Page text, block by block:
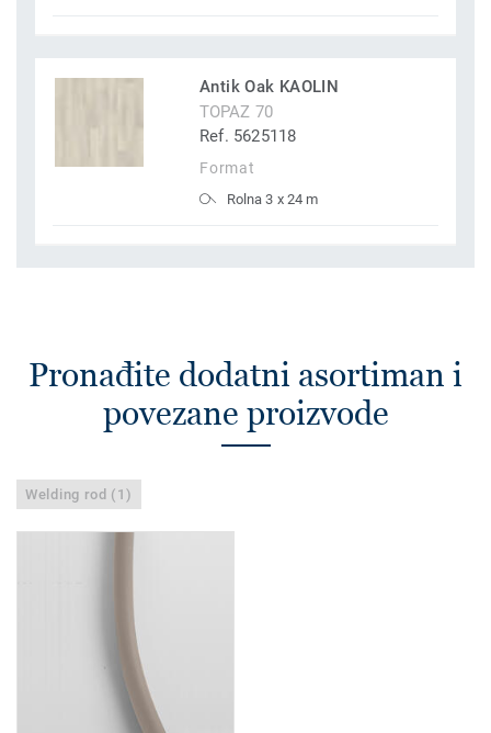
Antik Oak KAOLIN
TOPAZ 70
Ref. 5625118
Format
Rolna 3 x 24 m
Pronađite dodatni asortiman i
povezane proizvode
Welding rod (1)